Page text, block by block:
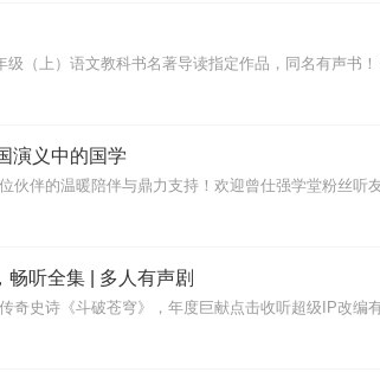
演义中的国学
畅听全集 | 多人有声剧